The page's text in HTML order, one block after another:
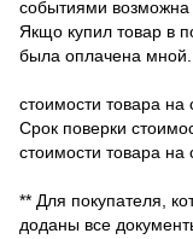
событиями возможна
Якщо купил товар в
была оплачена мной.
стоимости товара на
Срок поверки
стоимости товара на
** Для покупателя,
доданы все